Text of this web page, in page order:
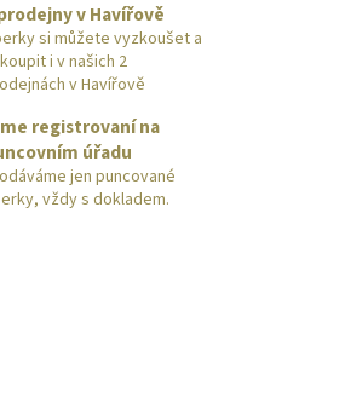
v Havířově
si můžete vyzkoušet a
i v našich 2
v Havířově
registrovaní na
úřadu
jen puncované
vždy s dokladem.